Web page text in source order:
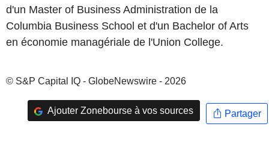
d'un Master of Business Administration de la
Columbia Business School et d'un Bachelor of Arts
en économie managériale de l'Union College.
© S&P Capital IQ - GlobeNewswire - 2026
Ajouter Zonebourse à vos sources Partager